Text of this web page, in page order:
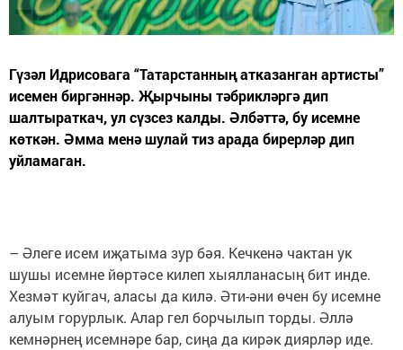
Гүзәл Идрисовага “Татарстанның атказанган артисты”
исемен биргәннәр. Җырчыны тәбрикләргә дип
шалтыраткач, ул сүзсез калды. Әлбәттә, бу исемне
көткән. Әмма менә шулай тиз арада бирерләр дип
уйламаган.
– Әлеге исем иҗатыма зур бәя. Кечкенә чактан ук
шушы исемне йөртәсе килеп хыялланасың бит инде.
Хезмәт куйгач, аласы да килә. Әти-әни өчен бу исемне
алуым горурлык. Алар гел борчылып торды. Әллә
кемнәрнең исемнәре бар, сиңа да кирәк диярләр иде.